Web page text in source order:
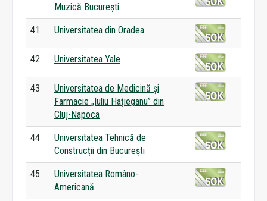
Muzică București
41 Universitatea din Oradea
42 Universitatea Yale
43
Universitatea de Medicină și
Farmacie „Iuliu Hațieganu” din
Cluj-Napoca
44
Universitatea Tehnică de
Construcții din București
45
Universitatea Româno-
Americană